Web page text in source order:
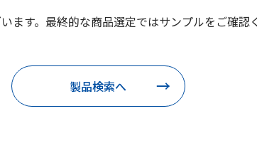
す。最終的な商品選定ではサンプルをご確認
製品検索へ